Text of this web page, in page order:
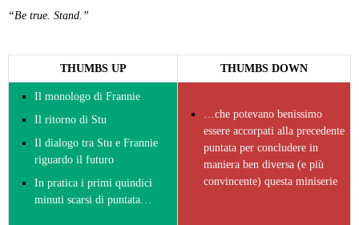
“Be true. Stand.”
THUMBS UP THUMBS DOWN
Il monologo di Frannie
Il ritorno di Stu
Il dialogo tra Stu e Frannie
riguardo il futuro
In pratica i primi quindici
minuti scarsi di puntata…
…che potevano benissimo
essere accorpati alla precedente
puntata per concludere in
maniera ben diversa (e più
convincente) questa miniserie